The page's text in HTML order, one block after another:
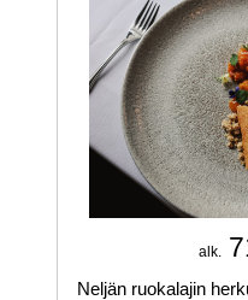
alk.
Neljän ruokalajin